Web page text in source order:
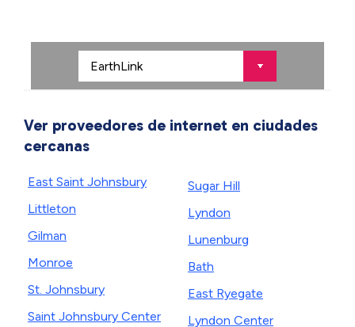
Ver proveedores de internet en ciudades
cercanas
East Saint Johnsbury
Littleton
Gilman
Monroe
St. Johnsbury
Saint Johnsbury Center
Sugar Hill
Lyndon
Lunenburg
Bath
East Ryegate
Lyndon Center